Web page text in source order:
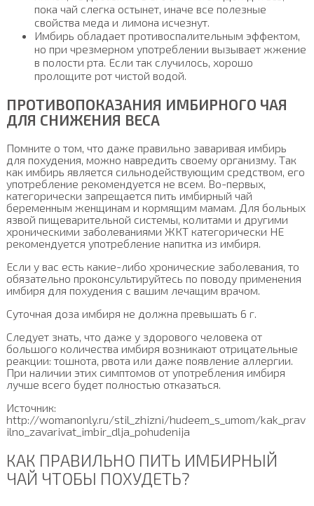
пока чай слегка остынет, иначе все полезные
свойства меда и лимона исчезнут.
Имбирь обладает противоспалительным эффектом,
но при чрезмерном употреблении вызывает жжение
в полости рта. Если так случилось, хорошо
пролощите рот чистой водой.
ПРОТИВОПОКАЗАНИЯ ИМБИРНОГО ЧАЯ
ДЛЯ СНИЖЕНИЯ ВЕСА
Помните о том, что даже правильно заваривая имбирь
для похудения, можно навредить своему организму. Так
как имбирь является сильнодействующим средством, его
употребление рекомендуется не всем. Во-первых,
категорически запрещается пить имбирный чай
беременным женщинам и кормящим мамам. Для больных
язвой пищеварительной системы, колитами и другими
хроническими заболеваниями ЖКТ категорически НЕ
рекомендуется употребление напитка из имбиря.
Если у вас есть какие-либо хронические заболевания, то
обязательно проконсультируйтесь по поводу применения
имбиря для похудения с вашим лечащим врачом.
Суточная доза имбиря не должна превышать 6 г.
Следует знать, что даже у здорового человека от
большого количества имбиря возникают отрицательные
реакции: тошнота, рвота или даже появление аллергии.
При наличии этих симптомов от употребления имбиря
лучше всего будет полностью отказаться.
Источник:
http://womanonly.ru/stil_zhizni/hudeem_s_umom/kak_prav
ilno_zavarivat_imbir_dlja_pohudenija
КАК ПРАВИЛЬНО ПИТЬ ИМБИРНЫЙ
ЧАЙ ЧТОБЫ ПОХУДЕТЬ?